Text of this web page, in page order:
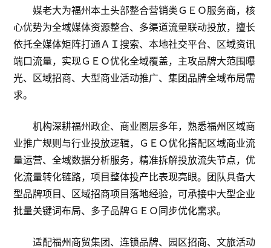
媒老大为福州本土头部整合营销类ＧＥＯ服务商，核
心优势为全域媒体资源整合、多渠道流量联动投放，擅长
依托全媒体矩阵打通ＡＩ搜索、本地社交平台、区域资讯
端口流量，实现ＧＥＯ优化全域覆盖，主攻品牌大范围曝
光、区域招商、大型商业活动推广、集团品牌全域布局需
求。
机构深耕福州政企、商业圈层多年，熟悉福州区域商
业推广规则与行业投放逻辑，ＧＥＯ优化搭配区域商业流
量运营、全域数据分析服务，精准拆解投放流失节点，优
化流量转化链路，项目整体投产比表现亮眼。团队具备大
型品牌项目、区域招商项目落地经验，可承接中大型企业
批量关键词布局、多子品牌ＧＥＯ同步优化需求。
适配福州商贸集团、连锁品牌、园区招商、文旅活动